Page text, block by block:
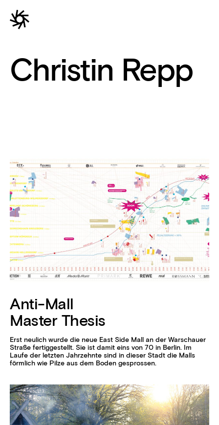
Christin Repp
Anti-Mall
Master Thesis
Erst neulich wurde die neue East Side Mall an der Warschauer
Straße fertiggestellt. Sie ist damit eins von 70 in Berlin. Im
Laufe der letzten Jahrzehnte sind in dieser Stadt die Malls
förmlich wie Pilze aus dem Boden gesprossen.